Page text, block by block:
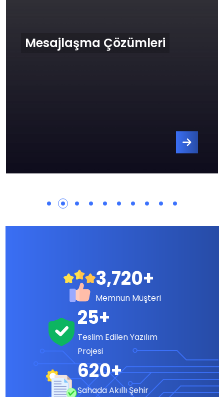
Mesajlaşma Çözümleri
5,100+
Memnun Müşteri
34+
Teslim Edilen Yazılım
Projesi
850+
Sahada Akıllı Şehir